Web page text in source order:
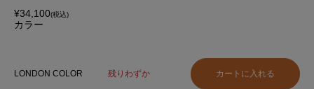
¥34,100(税込)
カラー
LONDON COLOR 残りわずか